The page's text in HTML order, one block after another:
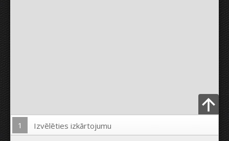
Ielādēt Foto
1 Izvēlēties izkārtojumu